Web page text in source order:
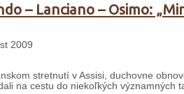
– Lanciano – Osimo:
2009
stretnutí v Assisi, duchovne
na cestu do niekoľkých významných